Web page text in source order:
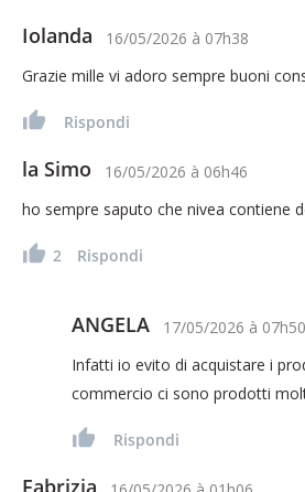
Iolanda 16/05/2026 à 07h38
Grazie mille vi adoro sempre buoni
Rispondi
la Simo 16/05/2026 à 06h46
ho sempre saputo che nivea contiene
2 Rispondi
ANGELA 17/05/2026 à 07h50
Infatti io evito di acquistare i
commercio ci sono prodotti
Rispondi
Fabrizia